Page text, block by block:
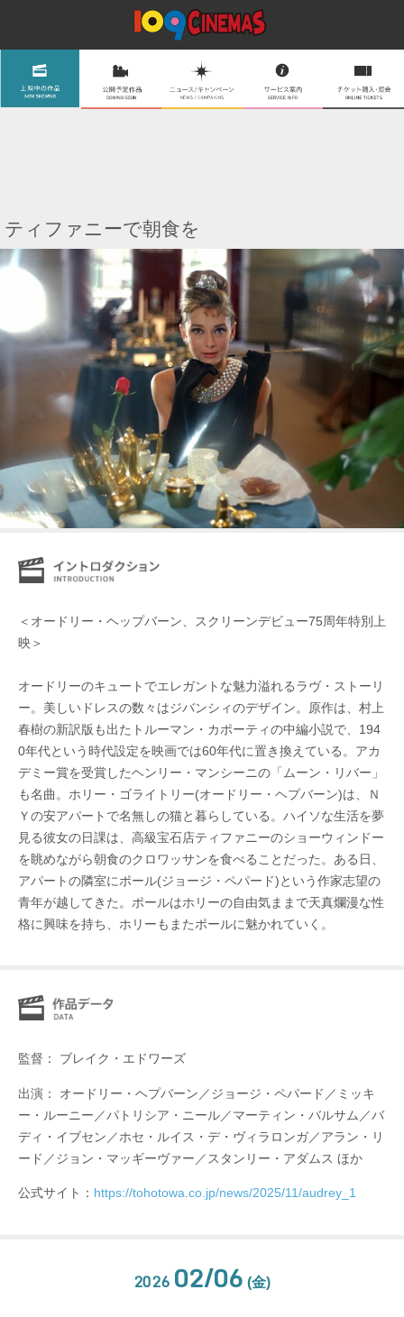
ティファニーで朝食を
＜オードリー・ヘップバーン、スクリーンデビュー75周年特別上
映＞
オードリーのキュートでエレガントな魅力溢れるラヴ・ストーリ
ー。美しいドレスの数々はジバンシィのデザイン。原作は、村上
春樹の新訳版も出たトルーマン・カポーティの中編小説で、194
0年代という時代設定を映画では60年代に置き換えている。アカ
デミー賞を受賞したヘンリー・マンシーニの「ムーン・リバー」
も名曲。ホリー・ゴライトリー(オードリー・ヘプバーン)は、Ｎ
Ｙの安アパートで名無しの猫と暮らしている。ハイソな生活を夢
見る彼女の日課は、高級宝石店ティファニーのショーウィンドー
を眺めながら朝食のクロワッサンを食べることだった。ある日、
アパートの隣室にポール(ジョージ・ペパード)という作家志望の
青年が越してきた。ポールはホリーの自由気ままで天真爛漫な性
格に興味を持ち、ホリーもまたポールに魅かれていく。
監督： ブレイク・エドワーズ
出演： オードリー・ヘプバーン／ジョージ・ペパード／ミッキ
ー・ルーニー／パトリシア・ニール／マーティン・バルサム／バ
ディ・イブセン／ホセ・ルイス・デ・ヴィラロンガ／アラン・リ
ード／ジョン・マッギーヴァー／スタンリー・アダムス ほか
公式サイト： https://tohotowa.co.jp/news/2025/11/audrey_1
2026 02/06 (金)